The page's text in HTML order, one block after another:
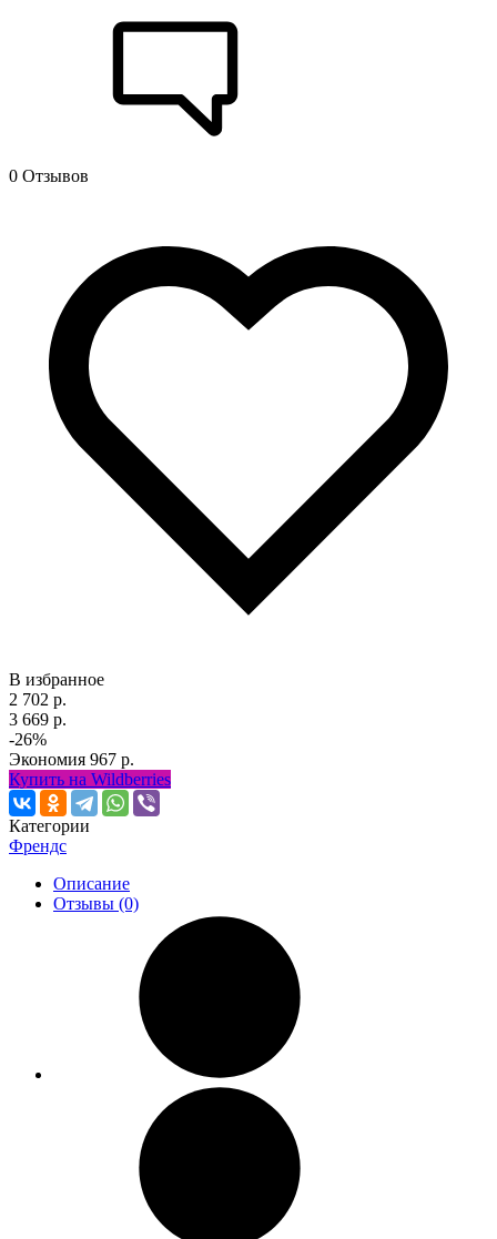
0 Отзывов
В избранное
2 702 р.
3 669 р.
-26%
Экономия 967 р.
Купить на Wildberries
Категории
Френдс
Описание
Отзывы (0)